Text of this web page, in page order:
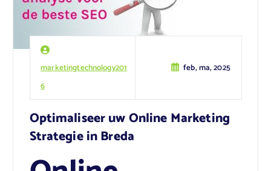
marketingtechnology201
6
feb, ma, 2025
Optimaliseer uw Online Marketing
Strategie in Breda